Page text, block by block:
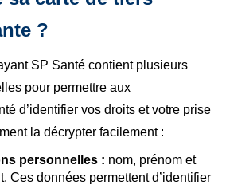
?
SP Santé contient plusieurs
pour permettre aux
d’identifier vos droits et votre prise
la décrypter facilement :
personnelles : nom, prénom et
Ces données permettent d’identifier